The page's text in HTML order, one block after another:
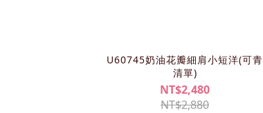
U60745奶油花瓣細肩小短洋(可青
清單)
NT$2,480
NT$2,880